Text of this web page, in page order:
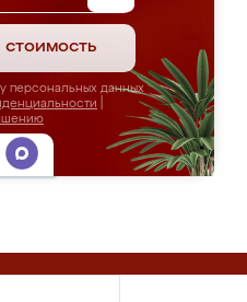
стоимость
персональных данных